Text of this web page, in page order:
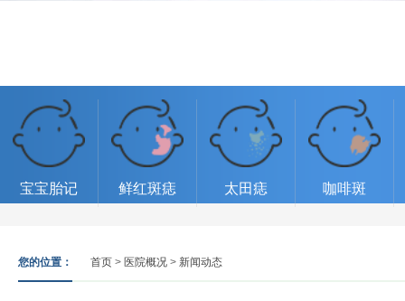
宝宝胎记 鲜红斑痣 太田痣 咖啡斑
您的位置： 首页 > 医院概况 > 新闻动态